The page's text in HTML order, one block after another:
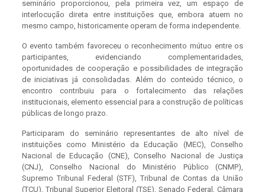
seminário proporcionou, pela primeira vez, um espaço de
interlocução direta entre instituições que, embora atuem no
mesmo campo, historicamente operam de forma independente.
O evento também favoreceu o reconhecimento mútuo entre os
participantes, evidenciando complementaridades,
oportunidades de cooperação e possibilidades de integração
de iniciativas já consolidadas. Além do conteúdo técnico, o
encontro contribuiu para o fortalecimento das relações
institucionais, elemento essencial para a construção de políticas
públicas de longo prazo.
Participaram do seminário representantes de alto nível de
instituições como Ministério da Educação (MEC), Conselho
Nacional de Educação (CNE), Conselho Nacional de Justiça
(CNJ), Conselho Nacional do Ministério Público (CNMP),
Supremo Tribunal Federal (STF), Tribunal de Contas da União
(TCU), Tribunal Superior Eleitoral (TSE), Senado Federal, Câmara